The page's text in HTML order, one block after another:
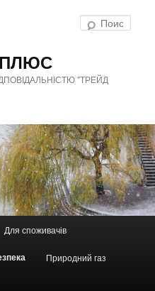
"ТРЕЙД
Для споживачів
Природний газ